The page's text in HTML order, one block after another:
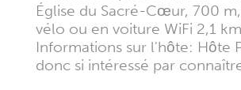
Église du Sacré-Cœur, 700
vélo ou en voiture WiFi 2,1
Informations sur l'hôte: Hôte
donc si intéressé par